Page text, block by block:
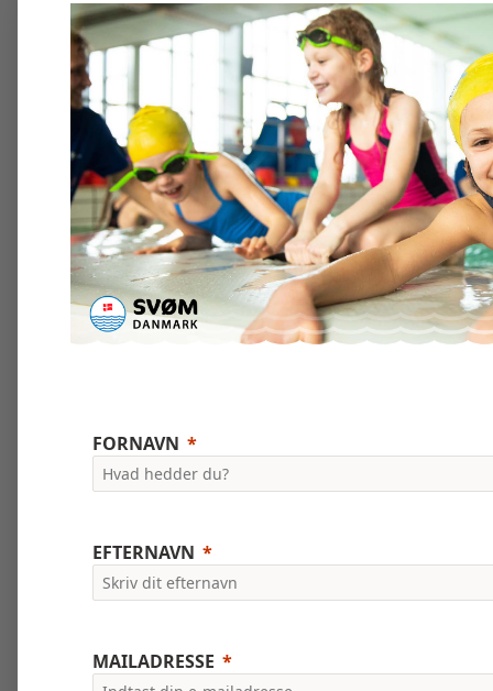
FORNAVN
EFTERNAVN
MAILADRESSE